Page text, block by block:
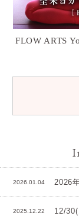
FLOW ARTS
2026.01.04 2026
2025.12.22
12/